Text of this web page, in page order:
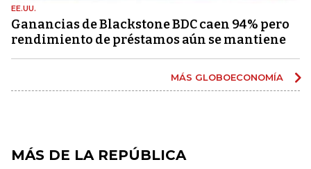
EE.UU.
Ganancias de Blackstone BDC caen 94% pero
rendimiento de préstamos aún se mantiene
MÁS GLOBOECONOMÍA
MÁS DE LA REPÚBLICA